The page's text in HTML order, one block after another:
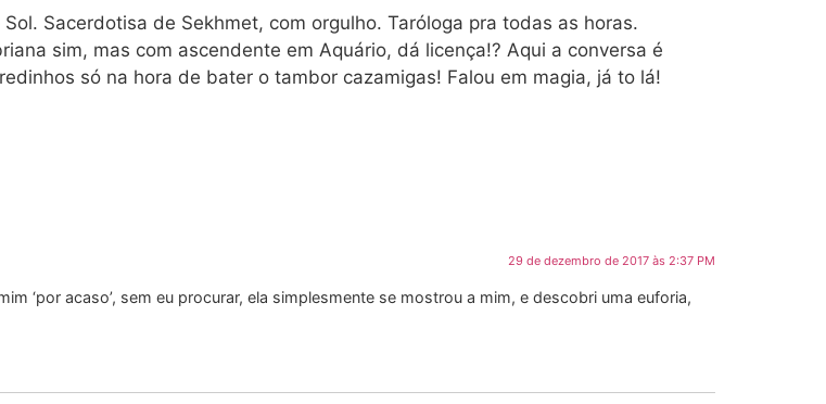
Sacerdotisa de Sekhmet, com orgulho. Taróloga pra todas as horas.
sim, mas com ascendente em Aquário, dá licença!? Aqui a conversa é
só na hora de bater o tambor cazamigas! Falou em magia, já to lá!
29 de dezembro de 2017 às 2:37 PM
‘por acaso’, sem eu procurar, ela simplesmente se mostrou a mim, e descobri uma euforia,